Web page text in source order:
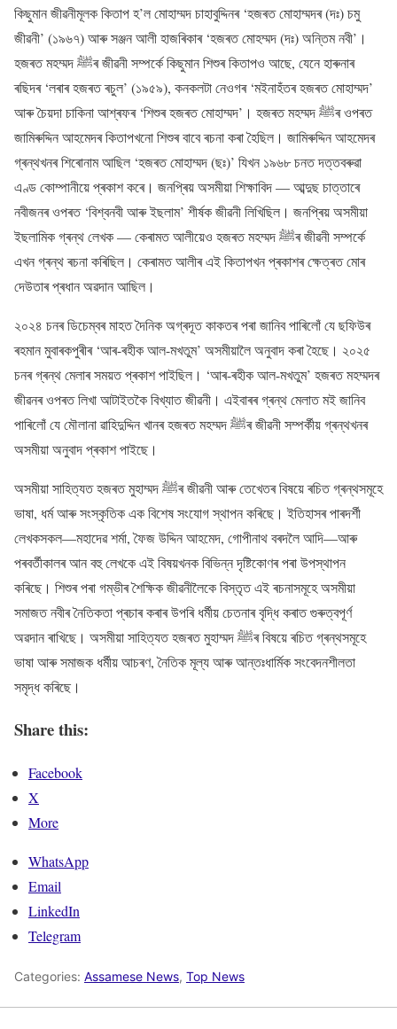
কিছুমান জীৱনীমূলক কিতাপ হ’ল মোহাম্মদ চাহাবুদ্দিনৰ ‘হজৰত মোহাম্মদৰ (দঃ) চমু
জীৱনী’ (১৯৬৭) আৰু সঞ্জন আলী হাজৰিকাৰ ‘হজৰত মোহম্মদ (দঃ) অন্তিম নবী’।
হজৰত মহম্মদ ﷺৰ জীৱনী সম্পৰ্কে কিছুমান শিশুৰ কিতাপও আছে, যেনে হাৰুনাৰ
ৰছিদৰ ‘লৰাৰ হজৰত ৰচুল’ (১৯৫৯), কনকলটা নেওগৰ ‘মইনাহঁতৰ হজৰত মোহাম্মদ’
আৰু চৈয়দা চাকিনা আশ্ৰফৰ ‘শিশুৰ হজৰত মোহাম্মদ’। হজৰত মহম্মদ ﷺৰ ওপৰত
জামিৰুদ্দিন আহমেদৰ কিতাপখনো শিশুৰ বাবে ৰচনা কৰা হৈছিল। জামিৰুদ্দিন আহমেদৰ
গ্ৰন্থখনৰ শিৰোনাম আছিল ‘হজৰত মোহাম্মদ (ছঃ)’ যিখন ১৯৬৮ চনত দত্তবৰুৱা
এণ্ড কোম্পানীয়ে প্ৰকাশ কৰে। জনপ্ৰিয় অসমীয়া শিক্ষাবিদ — আব্দুছ চাত্তাৰে
নবীজনৰ ওপৰত ‘বিশ্বনবী আৰু ইছলাম’ শীৰ্ষক জীৱনী লিখিছিল। জনপ্ৰিয় অসমীয়া
ইছলামিক গ্ৰন্থ লেখক — কেৰামত আলীয়েও হজৰত মহম্মদ ﷺৰ জীৱনী সম্পৰ্কে
এখন গ্ৰন্থ ৰচনা কৰিছিল। কেৰামত আলীৰ এই কিতাপখন প্ৰকাশৰ ক্ষেত্ৰত মোৰ
দেউতাৰ প্ৰধান অৱদান আছিল।
২০২৪ চনৰ ডিচেম্বৰ মাহত দৈনিক অগ্ৰদূত কাকতৰ পৰা জানিব পাৰিলোঁ যে ছফিউৰ
ৰহমান মুবাৰকপুৰীৰ ‘আৰ-ৰহীক আল-মখতুম’ অসমীয়ালৈ অনুবাদ কৰা হৈছে। ২০২৫
চনৰ গ্ৰন্থ মেলাৰ সময়ত প্ৰকাশ পাইছিল। ‘আৰ-ৰহীক আল-মখতুম’ হজৰত মহম্মদৰ
জীৱনৰ ওপৰত লিখা আটাইতকৈ বিখ্যাত জীৱনী। এইবাৰৰ গ্ৰন্থ মেলাত মই জানিব
পাৰিলোঁ যে মৌলানা ৱাহিদুদ্দিন খানৰ হজৰত মহম্মদ ﷺৰ জীৱনী সম্পৰ্কীয় গ্ৰন্থখনৰ
অসমীয়া অনুবাদ প্ৰকাশ পাইছে।
অসমীয়া সাহিত্যত হজৰত মুহাম্মদ ﷺৰ জীৱনী আৰু তেখেতৰ বিষয়ে ৰচিত গ্ৰন্থসমূহে
ভাষা, ধৰ্ম আৰু সংস্কৃতিক এক বিশেষ সংযোগ স্থাপন কৰিছে। ইতিহাসৰ পাৰদৰ্শী
লেখকসকল—মহাদেৱ শৰ্মা, ফৈজ উদ্দিন আহমেদ, গোপীনাথ বৰদলৈ আদি—আৰু
পৰবর্তীকালৰ আন বহু লেখকে এই বিষয়খনক বিভিন্ন দৃষ্টিকোণৰ পৰা উপস্থাপন
কৰিছে। শিশুৰ পৰা গম্ভীৰ শৈক্ষিক জীৱনীলৈকে বিস্তৃত এই ৰচনাসমূহে অসমীয়া
সমাজত নবীৰ নৈতিকতা প্ৰচাৰ কৰাৰ উপৰি ধৰ্মীয় চেতনাৰ বৃদ্ধি কৰাত গুৰুত্বপূৰ্ণ
অৱদান ৰাখিছে। অসমীয়া সাহিত্যত হজৰত মুহাম্মদ ﷺৰ বিষয়ে ৰচিত গ্ৰন্থসমূহে
ভাষা আৰু সমাজক ধৰ্মীয় আচৰণ, নৈতিক মূল্য আৰু আন্তঃধাৰ্মিক সংবেদনশীলতা
সমৃদ্ধ কৰিছে।
Share this:
Facebook
X
More
WhatsApp
Email
LinkedIn
Telegram
Categories: Assamese News, Top News